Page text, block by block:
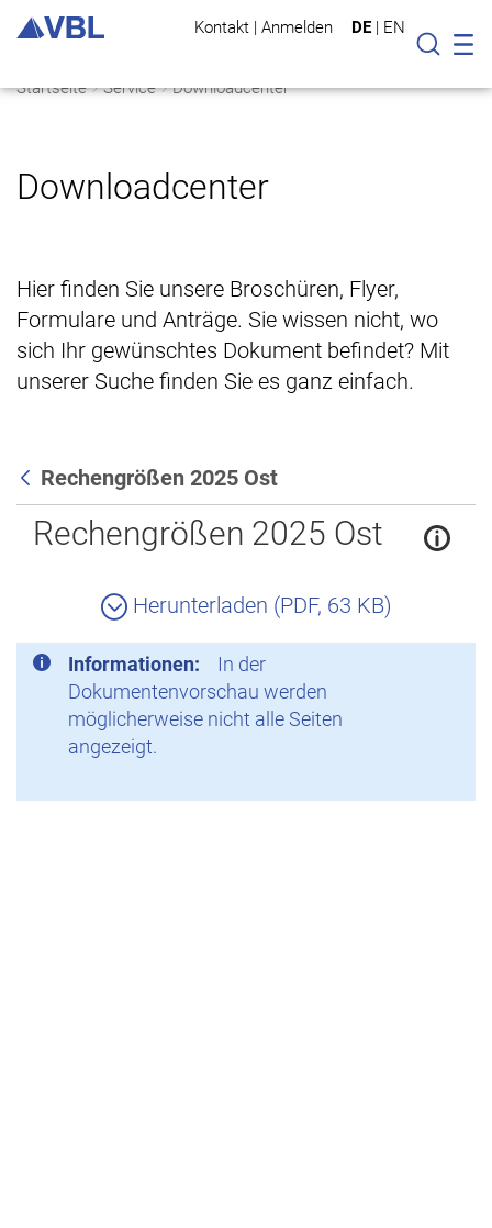
Kontakt | Anmelden DE | EN
Suche
Startseite Service Downloadcenter
Downloadcenter
Hier finden Sie unsere Broschüren, Flyer,
Formulare und Anträge. Sie wissen nicht, wo
sich Ihr gewünschtes Dokument befindet? Mit
unserer Suche finden Sie es ganz einfach.
Zurück
Rechengrößen 2025 Ost
Rechengrößen 2025 Ost
Herunterladen (PDF, 63 KB)
Informationen:
In der
Dokumentenvorschau werden
möglicherweise nicht alle Seiten
angezeigt.